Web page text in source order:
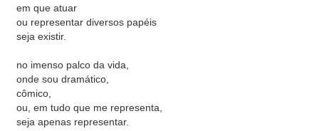
em que atuar
ou representar diversos papéis
seja existir.
no imenso palco da vida,
onde sou dramático,
cômico,
ou, em tudo que me representa,
seja apenas representar.